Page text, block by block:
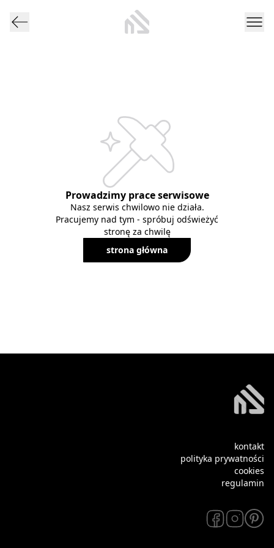
Prowadzimy prace serwisowe
Nasz serwis chwilowo nie działa.
Pracujemy nad tym - spróbuj odświeżyć
stronę za chwilę
strona główna
kontakt
polityka prywatności
cookies
regulamin